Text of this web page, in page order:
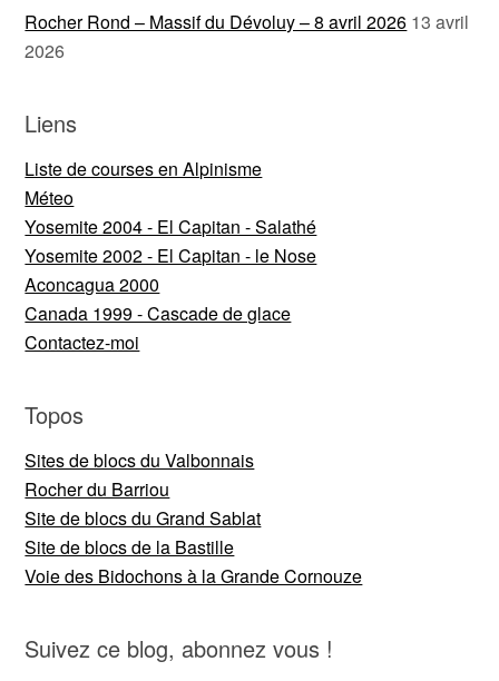
Rocher Rond – Massif du Dévoluy – 8 avril 2026 13 avril
2026
Liens
Liste de courses en Alpinisme
Méteo
Yosemite 2004 - El Capitan - Salathé
Yosemite 2002 - El Capitan - le Nose
Aconcagua 2000
Canada 1999 - Cascade de glace
Contactez-moi
Topos
Sites de blocs du Valbonnais
Rocher du Barriou
Site de blocs du Grand Sablat
Site de blocs de la Bastille
Voie des Bidochons à la Grande Cornouze
Suivez ce blog, abonnez vous !